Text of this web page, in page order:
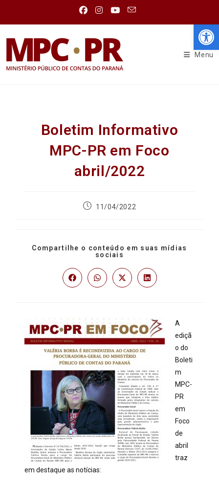
Menu
Boletim Informativo
MPC-PR em Foco
abril/2022
11/04/2022
Compartilhe o conteúdo em suas mídias
sociais
A
ediçã
o do
Boleti
m
MPC-
PR
em
Foco
de
abril
traz
em destaque as notícias: